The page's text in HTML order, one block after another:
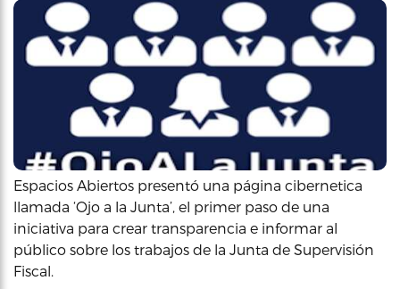
Espacios Abiertos presentó una página cibernetica
llamada ‘Ojo a la Junta’, el primer paso de una
iniciativa para crear transparencia e informar al
público sobre los trabajos de la Junta de Supervisión
Fiscal.